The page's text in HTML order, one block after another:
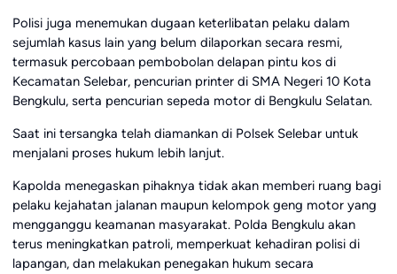
Polisi juga menemukan dugaan keterlibatan pelaku dalam
sejumlah kasus lain yang belum dilaporkan secara resmi,
termasuk percobaan pembobolan delapan pintu kos di
Kecamatan Selebar, pencurian printer di SMA Negeri 10 Kota
Bengkulu, serta pencurian sepeda motor di Bengkulu Selatan.
Saat ini tersangka telah diamankan di Polsek Selebar untuk
menjalani proses hukum lebih lanjut.
Kapolda menegaskan pihaknya tidak akan memberi ruang bagi
pelaku kejahatan jalanan maupun kelompok geng motor yang
mengganggu keamanan masyarakat. Polda Bengkulu akan
terus meningkatkan patroli, memperkuat kehadiran polisi di
lapangan, dan melakukan penegakan hukum secara